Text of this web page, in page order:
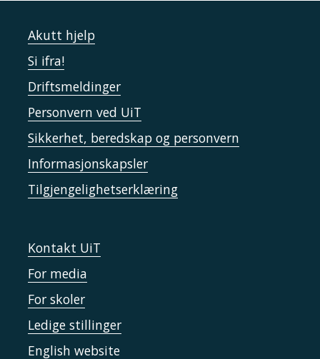
Akutt hjelp
Si ifra!
Driftsmeldinger
Personvern ved UiT
Sikkerhet, beredskap og personvern
Informasjonskapsler
Tilgjengelighetserklæring
Kontakt UiT
For media
For skoler
Ledige stillinger
English website